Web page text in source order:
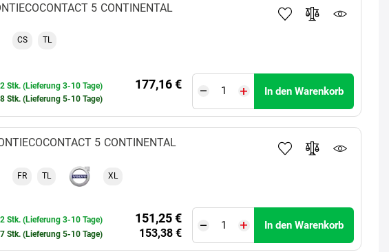
CONTINENTAL
5
CS TL
177,16 €
Stk. (Lieferung 3-10 Tage)
Stk. (Lieferung 5-10 Tage)
In den Warenkorb
CONTINENTAL
5
FR TL XL
151,25 €
Stk. (Lieferung 3-10 Tage)
153,38 €
Stk. (Lieferung 5-10 Tage)
In den Warenkorb